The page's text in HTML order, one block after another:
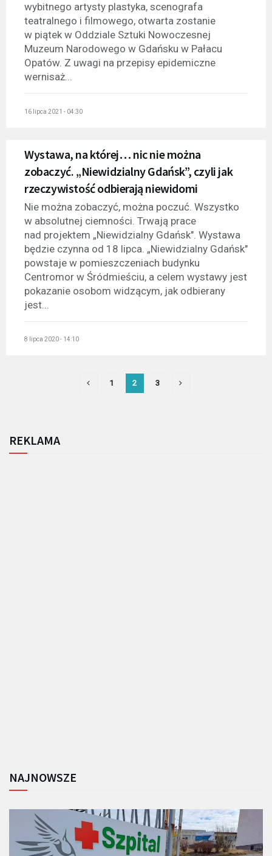
wybitnego artysty plastyka, scenografa
teatralnego i filmowego, otwarta zostanie
w piątek w Oddziale Sztuki Nowoczesnej
Muzeum Narodowego w Gdańsku w Pałacu
Opatów. Z uwagi na przepisy epidemiczne
wernisaż...
16 lipca 2021 - 04:30
Wystawa, na której… nic nie można
zobaczyć. „Niewidzialny Gdańsk”, czyli jak
rzeczywistość odbierają niewidomi
Nie można zobaczyć, można poczuć. Wszystko
w absolutnej ciemności. Trwają prace
nad projektem „Niewidzialny Gdańsk". Wystawa
będzie czynna od 18 lipca. „Niewidzialny Gdańsk"
powstaje w pomieszczeniach budynku
Centromor w Śródmieściu, a celem wystawy jest
pokazanie osobom widzącym, jak odbierany
jest...
8 lipca 2020 - 14:10
1 2 3
REKLAMA
NAJNOWSZE